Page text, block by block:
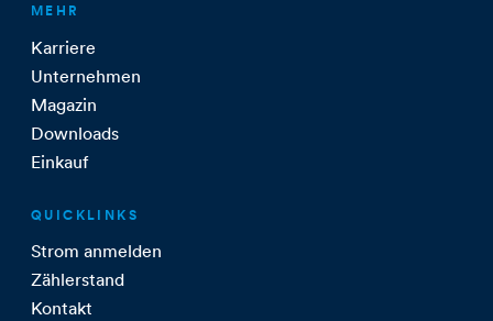
MEHR
Karriere
Unternehmen
Magazin
Downloads
Einkauf
QUICKLINKS
Strom anmelden
Zählerstand
Kontakt